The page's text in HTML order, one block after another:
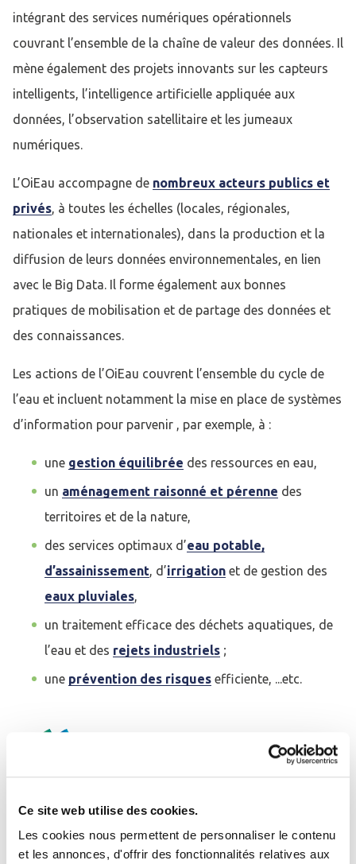
Ce site web utilise des cookies.
Les cookies nous permettent de personnaliser le contenu
et les annonces, d'offrir des fonctionnalités relatives aux
intégrant des services numériques opérationnels
couvrant l’ensemble de la chaîne de valeur des données. Il
mène également des projets innovants sur les capteurs
intelligents, l’intelligence artificielle appliquée aux
données, l’observation satellitaire et les jumeaux
numériques.
L’OiEau accompagne de nombreux acteurs publics et
privés, à toutes les échelles (locales, régionales,
nationales et internationales), dans la production et la
diffusion de leurs données environnementales, en lien
avec le Big Data. Il forme également aux bonnes
pratiques de mobilisation et de partage des données et
des connaissances.
Les actions de l’OiEau couvrent l’ensemble du cycle de
l’eau et incluent notamment la mise en place de systèmes
d’information pour parvenir , par exemple, à :
une gestion équilibrée des ressources en eau,
un aménagement raisonné et pérenne des
territoires et de la nature,
des services optimaux d’eau potable,
d’assainissement, d’irrigation et de gestion des
eaux pluviales,
un traitement efficace des déchets aquatiques, de
l’eau et des rejets industriels ;
une prévention des risques efficiente, ...etc.
Le partage de la donnée numérique
environnementale pour une meilleure
gestion de l’eau en France, en Europe et